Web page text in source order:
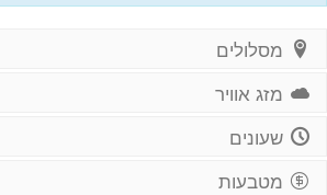
מסלולים
מזג אוויר
שעונים
מטבעות